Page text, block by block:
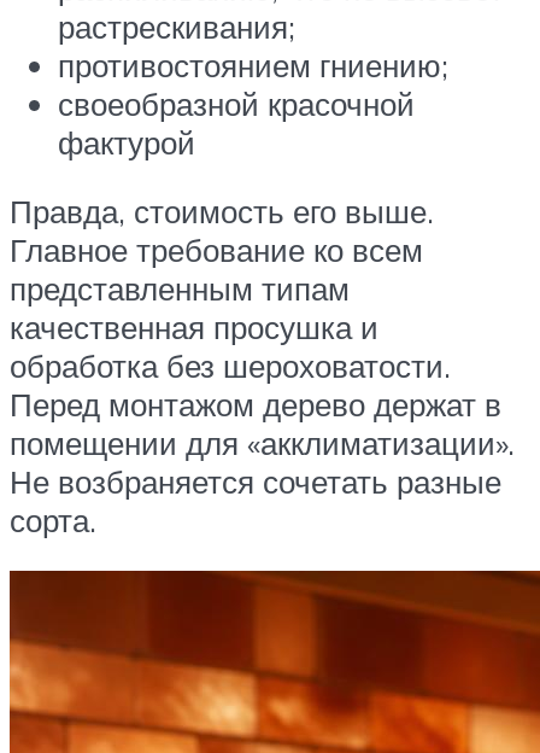
растрескивания;
противостоянием гниению;
своеобразной красочной
фактурой
Правда, стоимость его выше.
Главное требование ко всем
представленным типам
качественная просушка и
обработка без шероховатости.
Перед монтажом дерево держат в
помещении для «акклиматизации».
Не возбраняется сочетать разные
сорта.